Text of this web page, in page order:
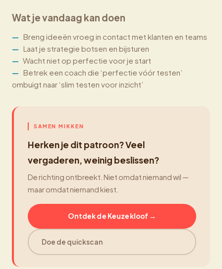
Wat je vandaag kan doen
Breng ideeën vroeg in contact met klanten en teams
Laat je strategie botsen en bijsturen
Wacht niet op perfectie voor je start
Betrek een coach die ‘perfectie vóór testen’
ombuigt naar ‘slim testen voor inzicht’
SAMEN MIKKEN
Herken je dit patroon? Veel
vergaderen, weinig beslissen?
De richting ontbreekt. Niet omdat niemand wil —
maar omdat niemand kiest.
Ontdek de Keuzekloof →
Doe de quickscan